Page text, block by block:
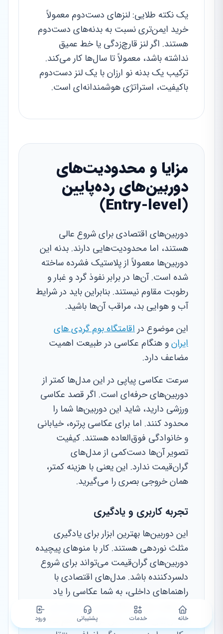
یک نکته طلایی: لنزهای دست‌دوم معمولاً
خرید ایمن‌تری نسبت به بدنه‌های دست‌دوم
هستند. اگر لنز قارچ‌زدگی یا خط عمیق
نداشته باشد، معمولاً تا سال‌ها کار می‌کند.
ترکیب یک بدنه نو ارزان با یک لنز دست‌دوم
باکیفیت، استراتژی هوشمندانه‌ای است.
مزایا و محدودیت‌های
دوربین‌های رده‌پایین
(Entry-level)
دوربین‌های اقتصادی برای شروع عالی
هستند، اما محدودیت‌هایی دارند. بدنه این
دوربین‌ها معمولاً از پلاستیک فشرده ساخته
شده است. آن‌ها در برابر نفوذ گرد و غبار و
رطوبت مقاوم نیستند. بنابراین باید در شرایط
آب و هوایی بد، مراقب آن‌ها باشید.
این موضوع در اقامتگاه بوم گردی های
ایرانو هنگام عکاسی در طبیعت اهمیت
مضاعف دارد.
سرعت عکاسی پیاپی در این مدل‌ها کمتر از
دوربین‌های حرفه‌ای است. اگر قصد عکاسی
ورزشی دارید، شاید این دوربین‌ها شما را
محدود کنند. اما برای عکاسی پرتره، خیابانی
و خانوادگی فوق‌العاده هستند. کیفیت
تصویر آن‌ها دست‌کمی از مدل‌های
گران‌قیمت ندارد. این یعنی با هزینه کمتر،
همان خروجی بصری را می‌گیرید.
تجربه کاربری و یادگیری
این دوربین‌ها بهترین ابزار برای یادگیری
مثلث نوردهی هستند. کار با منوهای پیچیده
دوربین‌های گران‌قیمت می‌تواند برای شروع
دلسردکننده باشد. مدل‌های اقتصادی با
راهنماهای داخلی، به شما عکاسی را یاد
می‌دهند. درست مثل
بهترین بازی‌ها برای
گوشی‌های ضعیف
، این دوربین‌ها هم لذت
خانه خدمات پشتیبانی ورود